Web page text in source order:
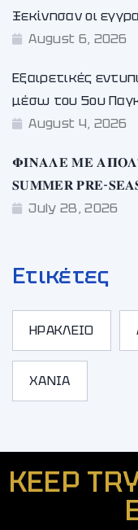
Ξεκίνησαν οι
August 6, 2026
Εξαιρετικές
μέσω του 5ου
August 4, 2026
𝚽𝚰𝚴𝚨𝚲𝚬 𝚳𝚬
𝐒𝐔𝐌𝐌𝐄𝐑 𝐏𝐑𝐄-
July 28, 2026
Ετικέτες
ΗΡΑΚΛΕΙΟ
ΧΑΝΙΑ
KEEP